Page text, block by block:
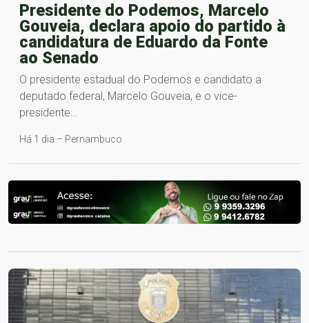
Presidente do Podemos, Marcelo
Gouveia, declara apoio do partido à
candidatura de Eduardo da Fonte
ao Senado
O presidente estadual do Podemos e candidato a
deputado federal, Marcelo Gouveia, e o vice-
presidente…
Há 1 dia – Pernambuco